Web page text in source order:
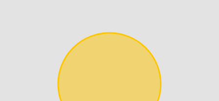
KTP Anda di resepsionis
Tunjukkan email konfirmasi dari
XWORK setiba di lokasi.